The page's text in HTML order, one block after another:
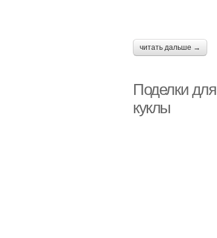
читать дальше →
Поделки
куклы